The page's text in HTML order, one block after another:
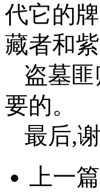
代它的
藏者和
盗墓
要的。
最后,
上一